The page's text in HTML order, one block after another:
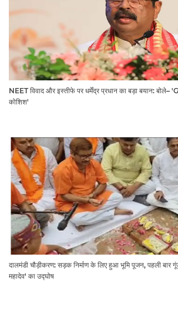
NEET विवाद और इस्तीफे पर धर्मेंद्र प्रधान का बड़ा बयान: बोले–
कोशिश'
दालमंडी चौड़ीकरण: सड़क निर्माण के लिए हुआ भूमि पूजन, पहली बार
महादेव' का उद्घोष